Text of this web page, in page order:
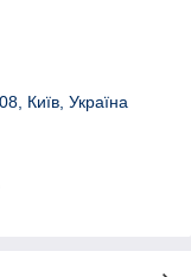
Київ, Україна